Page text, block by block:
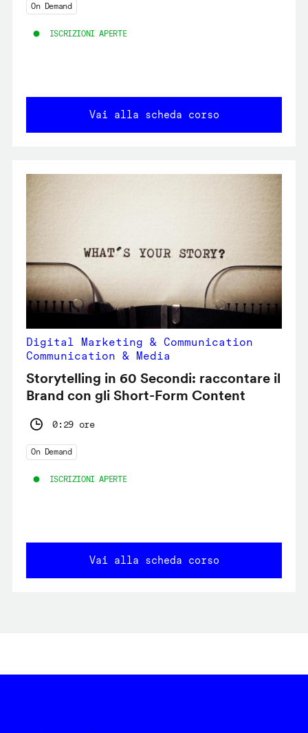
On Demand
ISCRIZIONI APERTE
Vai alla scheda corso
Digital Marketing & Communication
Communication & Media
Storytelling in 60 Secondi: raccontare il
Brand con gli Short-Form Content
0:29 ore
On Demand
ISCRIZIONI APERTE
Vai alla scheda corso